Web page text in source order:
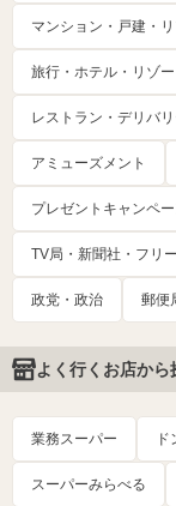
マンション・戸建・
旅行・ホテル・リゾー
レストラン・デリバ
アミューズメント
プレゼントキャンペ
TV局・新聞社・フリ
政党・政治 郵便
よく行くお店から
業務スーパー
スーパーみらべる